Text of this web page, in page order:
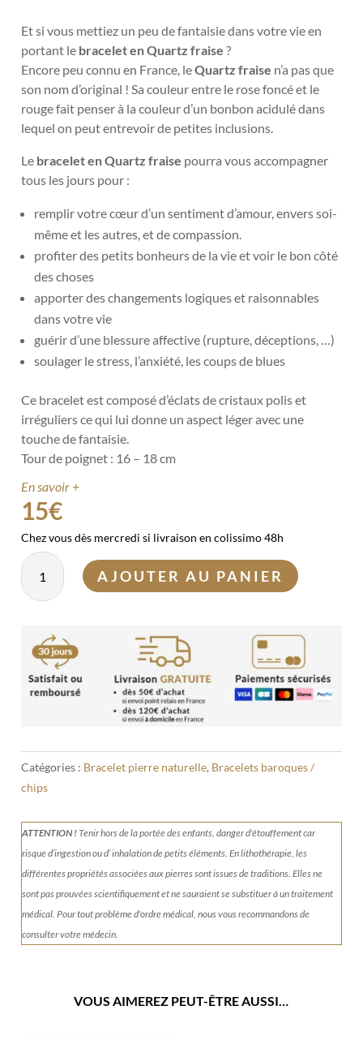
Et si vous mettiez un peu de fantaisie dans votre vie en
portant le bracelet en Quartz fraise ?
Encore peu connu en France, leQuartz fraise n’a pas que
son nom d’original ! Sa couleur entre le rose foncé et le
rouge fait penser à la couleur d’un bonbon acidulé dans
lequel on peut entrevoir de petites inclusions.
Le bracelet en Quartz fraise pourra vous accompagner
tous les jours pour :
remplir votre cœur d’un sentiment d’amour, envers soi-
même et les autres, et de compassion.
profiter des petits bonheurs de la vie et voir le bon côté
des choses
apporter des changements logiques et raisonnables
dans votre vie
guérir d’une blessure affective (rupture, déceptions, …)
soulager le stress, l’anxiété, les coups de blues
Ce bracelet est composé d’éclats de cristaux polis et
irréguliers ce qui lui donne un aspect léger avec une
touche de fantaisie.
Tour de poignet : 16 – 18 cm
En savoir +
15€
Chez vous dès mercredi si livraison en colissimo 48h
quantité
Bracelet
fraise
baroque
AJOUTER AU PANIER
Catégories : Bracelet pierre naturelle, Bracelets baroques /
chips
ATTENTION !Tenirhors de la portée des enfants, danger d'étouffement car
risque d’ingestion ou d’ inhalation de petits éléments.En lithothérapie, les
différentes propriétés associées aux pierres sont issues de traditions. Elles ne
sont pas prouvées scientifiquement et ne sauraient se substituer à un traitement
médical. Pour tout problème d'ordre médical, nous vous recommandons de
consulter votre médecin.
VOUS AIMEREZ PEUT-ÊTRE AUSSI…